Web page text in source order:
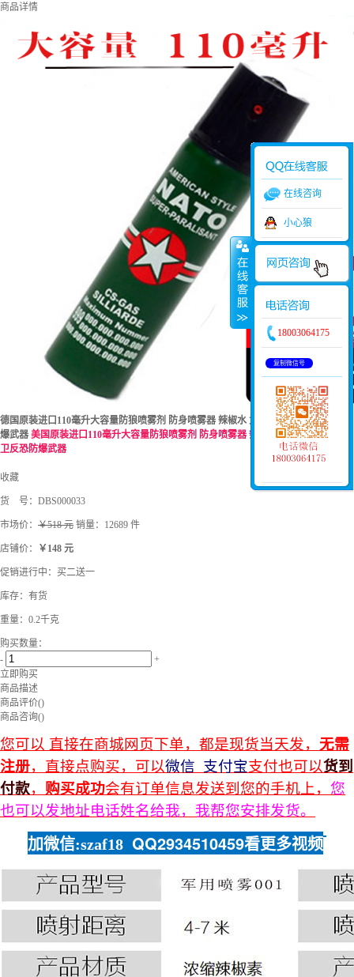
商品详情
德国原装进口110毫升大容量防狼喷雾剂 防身喷雾器 辣椒水 女孩女士防身自卫反恐防
爆武器 美国原装进口110毫升大容量防狼喷雾剂 防身喷雾器 辣椒水 女孩女士防身自
卫反恐防爆武器
收藏
货 号： DBS000033
市场价： ￥518 元 销量：12689 件
店铺价： ￥148 元
促销进行中：买二送一
库存： 有货
重量：0.2千克
购买数量：
-
+
立即购买
商品描述
商品评价()
商品咨询()
您可以 直接在商城网页下单，都是现货当天发， 无需
注册，直接点购买，可以微信 支付宝支付也可以货到
付款， 购买成功会有订单信息发送到您的手机上， 您
也可以发地址电话姓名给我，我帮您安排发货。
加微信:szaf18 QQ2934510459看更多视频
在线咨询
小心狼
18003064175
复制微信号